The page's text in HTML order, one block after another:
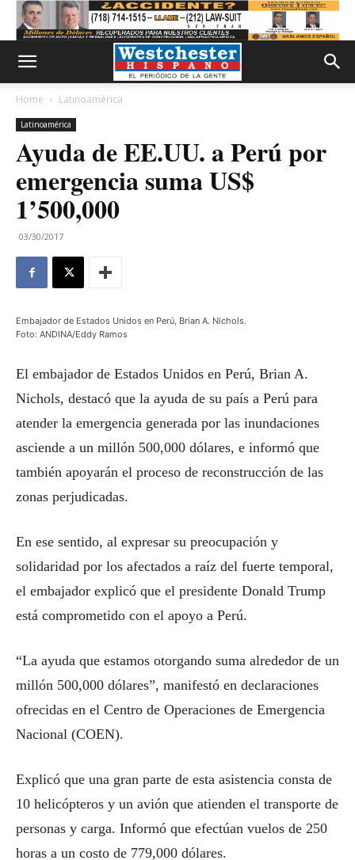
Home Latinoamérica
Latinoamérica
Ayuda de EE.UU. a Perú por
emergencia suma US$
1’500,000
03/30/2017
Embajador de Estados Unidos en Perú, Brian A. Nichols.
Foto: ANDINA/Eddy Ramos
El embajador de Estados Unidos en Perú, Brian A.
Nichols, destacó que la ayuda de su país a Perú para
atender la emergencia generada por las inundaciones
asciende a un millón 500,000 dólares, e informó que
también apoyarán el proceso de reconstrucción de las
zonas perjudicadas.
En ese sentido, al expresar su preocupación y
solidaridad por los afectados a raíz del fuerte temporal,
el embajador explicó que el presidente Donald Trump
está comprometido con el apoyo a Perú.
“La ayuda que estamos otorgando suma alrededor de un
millón 500,000 dólares”, manifestó en declaraciones
ofrecidas en el Centro de Operaciones de Emergencia
Nacional (COEN).
Explicó que una gran parte de esta asistencia consta de
10 helicópteros y un avión que atienden el transporte de
personas y carga. Informó que efectúan vuelos de 250
horas a un costo de 779,000 dólares.